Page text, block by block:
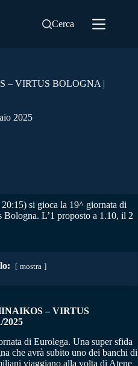
Cerca
– VIRTUS BOLOGNA |
2025
si gioca la 19^ giornata di
L’1 proposto a 1.10, il 2
mostra
– VIRTUS
di Eurolega. Una super sfida
che avrà subito uno dei banchi di
viaggiano alla volta di Atene